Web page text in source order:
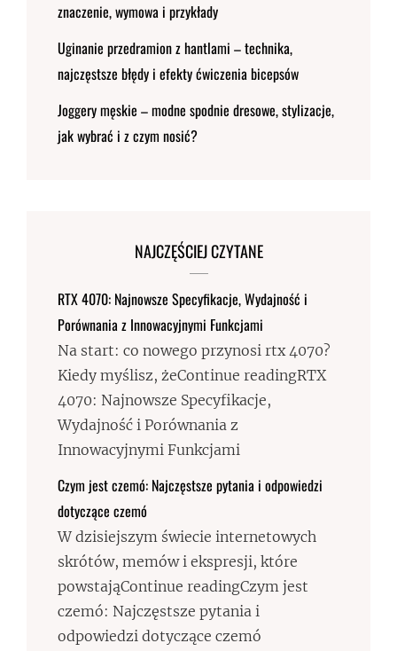
znaczenie, wymowa i przykłady
Uginanie przedramion z hantlami – technika,
najczęstsze błędy i efekty ćwiczenia bicepsów
Joggery męskie – modne spodnie dresowe, stylizacje,
jak wybrać i z czym nosić?
NAJCZĘŚCIEJ CZYTANE
RTX 4070: Najnowsze Specyfikacje, Wydajność i
Porównania z Innowacyjnymi Funkcjami
Na start: co nowego przynosi rtx 4070?
Kiedy myślisz, żeContinue readingRTX
4070: Najnowsze Specyfikacje,
Wydajność i Porównania z
Innowacyjnymi Funkcjami
Czym jest czemó: Najczęstsze pytania i odpowiedzi
dotyczące czemó
W dzisiejszym świecie internetowych
skrótów, memów i ekspresji, które
powstająContinue readingCzym jest
czemó: Najczęstsze pytania i
odpowiedzi dotyczące czemó